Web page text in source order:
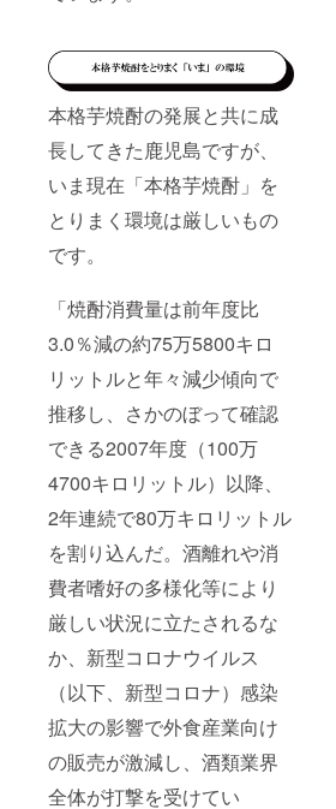
本格芋焼酎の発展と共に成
長してきた鹿児島ですが、
いま現在「本格芋焼酎」を
とりまく環境は厳しいもの
です。
「焼酎消費量は前年度比
3.0％減の約75万5800キロ
リットルと年々減少傾向で
推移し、さかのぼって確認
できる2007年度（100万
4700キロリットル）以降、
2年連続で80万キロリットル
を割り込んだ。酒離れや消
費者嗜好の多様化等により
厳しい状況に立たされるな
か、新型コロナウイルス
（以下、新型コロナ）感染
拡大の影響で外食産業向け
の販売が激減し、酒類業界
全体が打撃を受けてい